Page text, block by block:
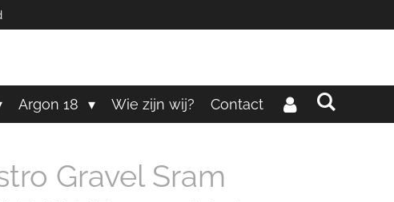
Argon 18 Wie zijn wij? Contact
Gravel Sram